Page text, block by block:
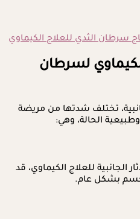
سرطان الثدي للعلاج الكيماوي
الكيماوي لسرطان
تختلف شدتها من مريضة
الحالة، وهي:
الجانبية للعلاج الكيماوي، قد
بشكل عام.